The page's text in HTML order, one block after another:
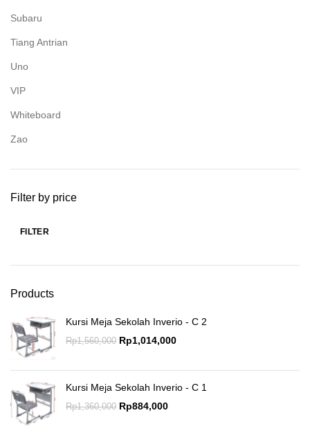
Subaru
Tiang Antrian
Uno
VIP
Whiteboard
Zao
Filter by price
FILTER
Products
Kursi Meja Sekolah Inverio - C 2
Rp1,560,000 Rp1,014,000
Kursi Meja Sekolah Inverio - C 1
Rp1,360,000 Rp884,000